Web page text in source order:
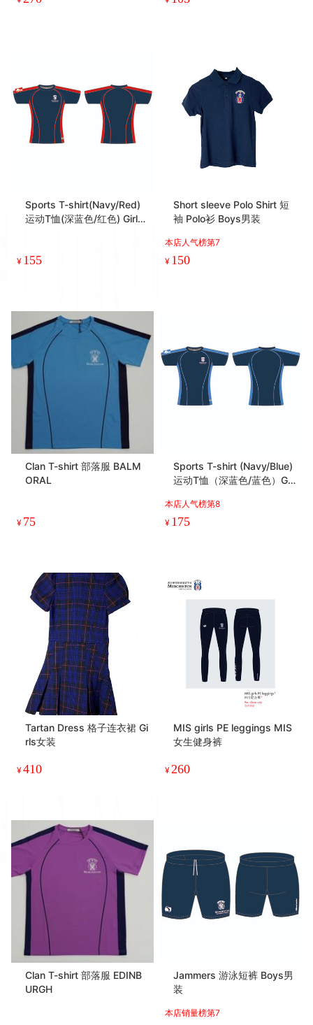
Sports T-shirt(Navy/Red)
运动T恤(深蓝色/红色) Girls
¥ 155
Short sleeve Polo Shirt 短
袖 Polo衫 Boys男装
本店人气榜第7
¥ 150
Clan T-shirt 部落服 BALM
ORAL
¥ 75
Sports T-shirt (Navy/Blue)
运动T恤（深蓝色/蓝色）Girl
本店人气榜第8
¥ 175
Tartan Dress 格子连衣裙 Gi
rls女装
¥410
MIS girls PE leggings MIS
女生健身裤
¥260
Clan T-shirt 部落服 EDINB
URGH
Jammers 游泳短裤 Boys男
装
本店销量榜第7